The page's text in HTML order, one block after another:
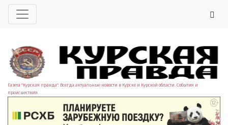
Газета "Курская правда". Всегда актуальные новости в Курске и Курской области. События и
происшествия.